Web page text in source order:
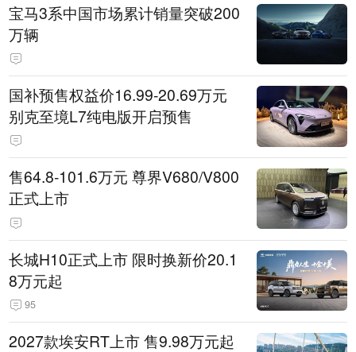
宝马3系中国市场累计销量突破200
万辆
国补预售权益价16.99-20.69万元
别克至境L7纯电版开启预售
售64.8-101.6万元 尊界V680/V800
正式上市
长城H10正式上市 限时换新价20.1
8万元起
95
2027款埃安RT上市 售9.98万元起